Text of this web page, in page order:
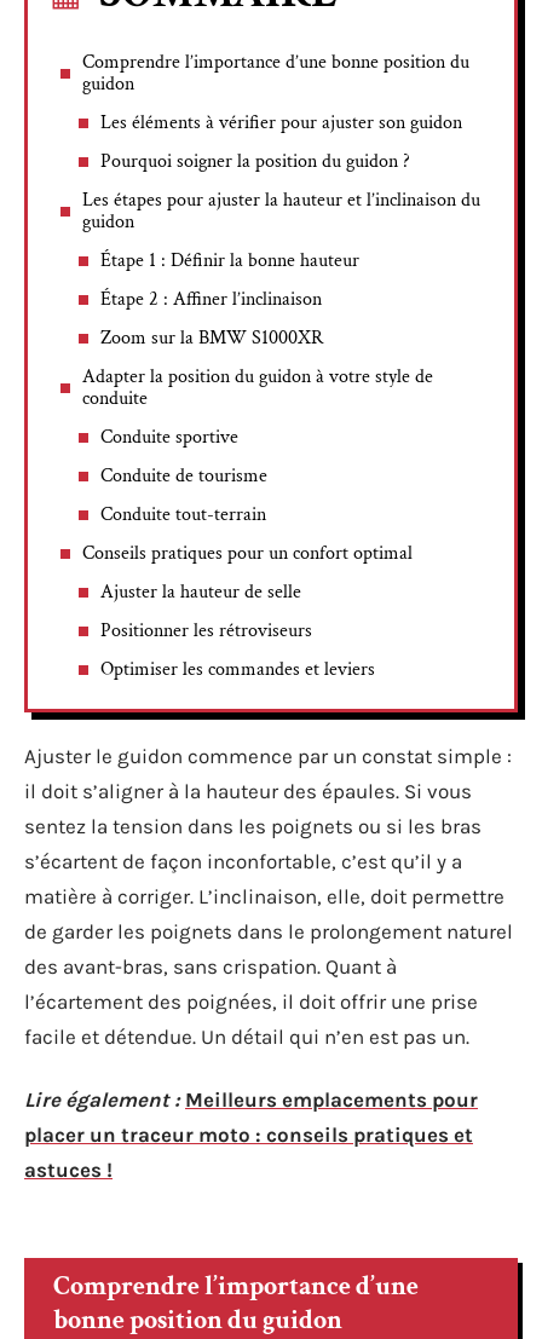
Comprendre l’importance d’une bonne position du
guidon
Les éléments à vérifier pour ajuster son guidon
Pourquoi soigner la position du guidon ?
Les étapes pour ajuster la hauteur et l’inclinaison du
guidon
Étape 1 : Définir la bonne hauteur
Étape 2 : Affiner l’inclinaison
Zoom sur la BMW S1000XR
Adapter la position du guidon à votre style de
conduite
Conduite sportive
Conduite de tourisme
Conduite tout-terrain
Conseils pratiques pour un confort optimal
Ajuster la hauteur de selle
Positionner les rétroviseurs
Optimiser les commandes et leviers
Ajuster le guidon commence par un constat simple :
il doit s’aligner à la hauteur des épaules. Si vous
sentez la tension dans les poignets ou si les bras
s’écartent de façon inconfortable, c’est qu’il y a
matière à corriger. L’inclinaison, elle, doit permettre
de garder les poignets dans le prolongement naturel
des avant-bras, sans crispation. Quant à
l’écartement des poignées, il doit offrir une prise
facile et détendue. Un détail qui n’en est pas un.
Lire également : Meilleurs emplacements pour
placer un traceur moto : conseils pratiques et
astuces !
Comprendre l’importance d’une
bonne position du guidon